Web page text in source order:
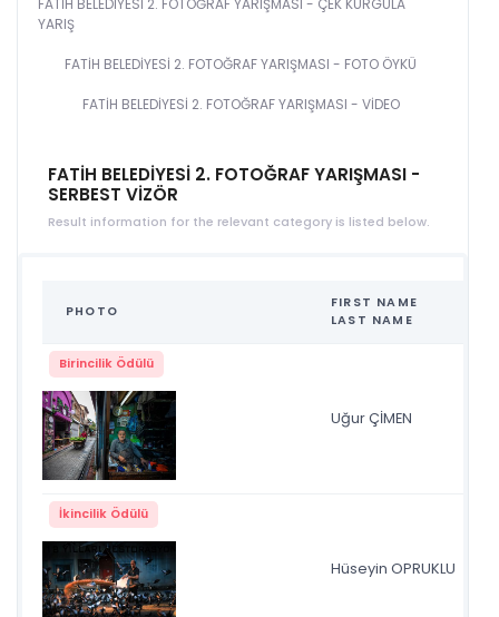
FATİH BELEDİYESİ 2. FOTOĞRAF YARIŞMASI - ÇEK KURGULA
YARIŞ
FATİH BELEDİYESİ 2. FOTOĞRAF YARIŞMASI - FOTO ÖYKÜ
FATİH BELEDİYESİ 2. FOTOĞRAF YARIŞMASI - VİDEO
FATİH BELEDİYESİ 2. FOTOĞRAF YARIŞMASI -
SERBEST VİZÖR
Result information for the relevant category is listed below.
PHOTO
FIRST NAME
LAST NAME
Birincilik Ödülü
Uğur ÇİMEN
İkincilik Ödülü
Hüseyin OPRUKLU